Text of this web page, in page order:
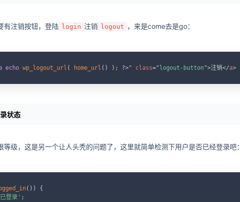
有注销按钮，登陆 login 注销 logout ，来是come去是go：
echo wp_logout_url ( home_url ( ) ) ; ?>" class=" logout-button ">注销</a>
状态
等级，这是另一个让人头秃的问题了，这里就简单检测下用户是否已经登录吧：
( ) )
{
登录' ;